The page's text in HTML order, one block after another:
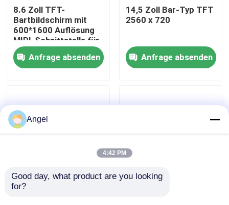
VR-Show
Über uns
Fabrik-Ausflug
Qualitätskontrolle
Treten Sie mit uns in Verbindung
8.6 Zoll TFT-
Bartbildschirm mit
600*1600 Auflösung
MIPI-Schnittstelle für
die Steuerung von IC
JD9365DA-H3
Anfrage absenden
14,5 Zoll Bar-Typ TFT
2560 x 720
Anfrage absenden
1,65 Zoll Bar-Typ
Angel
4:42 PM
Good day, what product are you looking
for?